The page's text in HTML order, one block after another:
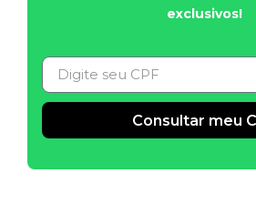
exclusivos!
Consultar meu